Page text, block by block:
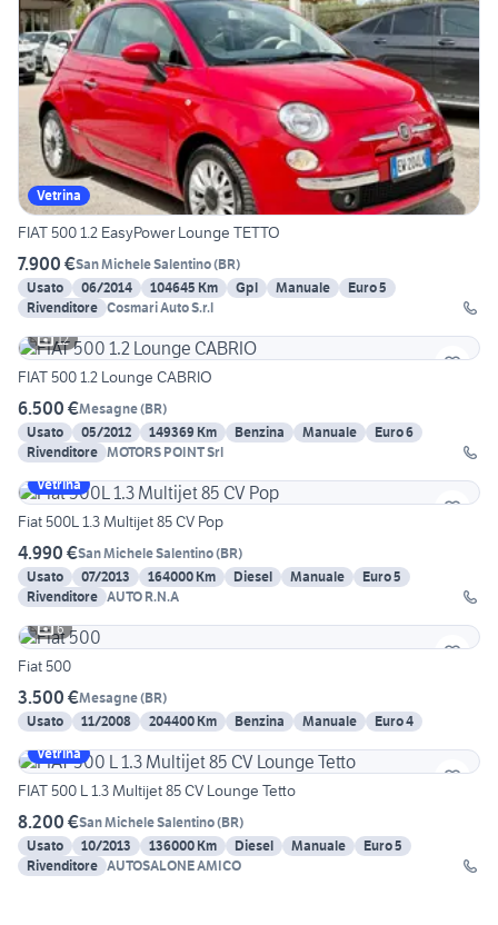
Vetrina
FIAT 500 1.2 EasyPower Lounge TETTO
7.900 €San Michele Salentino(BR)
Usato
06/2014 104645 Km Gpl Manuale
Euro 5
Rivenditore Cosmari Auto S.r.l
12
FIAT 500 1.2 Lounge CABRIO
6.500 €Mesagne(BR)
Usato
05/2012 149369 Km Benzina Manuale
Euro 6
Rivenditore MOTORS POINT Srl
Vetrina
Fiat 500L 1.3 Multijet 85 CV Pop
4.990 €San Michele Salentino(BR)
Usato
07/2013 164000 Km Diesel Manuale
Euro 5
Rivenditore AUTO R.N.A
6
Fiat 500
3.500 €Mesagne(BR)
Usato
11/2008 204400 Km Benzina Manuale
Euro 4
Vetrina
FIAT 500 L 1.3 Multijet 85 CV Lounge Tetto
8.200 €San Michele Salentino(BR)
Usato
10/2013 136000 Km Diesel Manuale
Euro 5
Rivenditore AUTOSALONE AMICO